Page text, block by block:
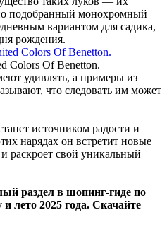
подобранный монохромный
вариантом для садика,
рождения.
Colors Of Benetton.
удивлять, а примеры из
что следовать им может
источником радости и
нарядах он встретит новые
раскроет свой уникальный
раздел в шопинг-гиде по
лето 2025 года. Скачайте